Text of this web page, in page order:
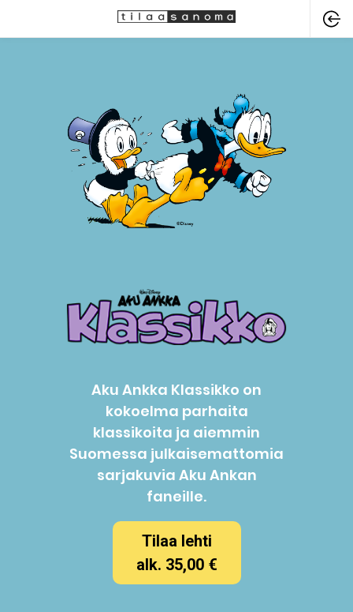
Aku Ankka Klassikko on
kokoelma parhaita
klassikoita ja aiemmin
Suomessa julkaisemattomia
sarjakuvia Aku Ankan
faneille.
Tilaa lehti
alk. 35,00 €